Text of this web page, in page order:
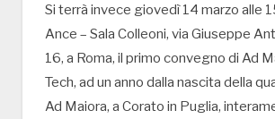
Si terrà invece giovedì 14 marzo alle
Ance – Sala Colleoni, via Giuseppe
16, a Roma, il primo convegno di Ad
Tech, ad un anno dalla nascita della
Ad Maiora, a Corato in Puglia,